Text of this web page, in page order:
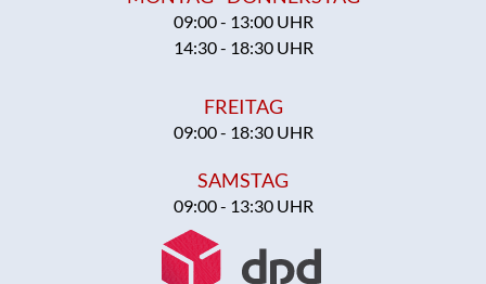
09:00 - 13:00 UHR
14:30 - 18:30 UHR
FREITAG
09:00 - 18:30 UHR
SAMSTAG
09:00 - 13:30 UHR